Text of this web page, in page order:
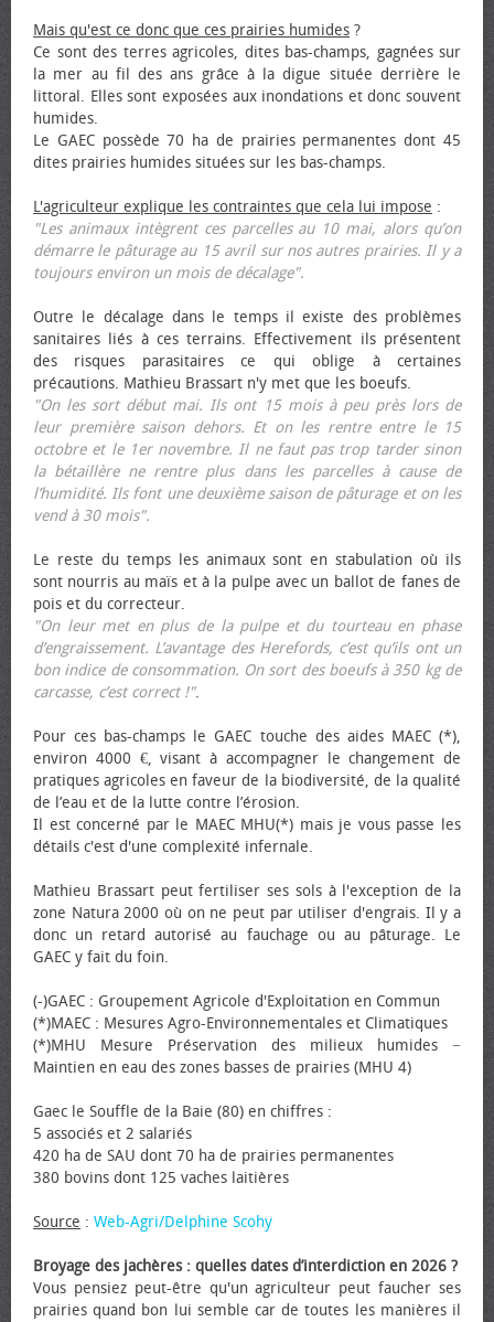
Mais qu'est ce donc que ces prairies humides ?
Ce sont des terres agricoles, dites bas-champs, gagnées sur
la mer au fil des ans grâce à la digue située derrière le
littoral. Elles sont exposées aux inondations et donc souvent
humides.
Le GAEC possède 70 ha de prairies permanentes dont 45
dites prairies humides situées sur les bas-champs.
L'agriculteur explique les contraintes que cela lui impose :
"Les animaux intègrent ces parcelles au 10 mai, alors qu’on
démarre le pâturage au 15 avril sur nos autres prairies. Il y a
toujours environ un mois de décalage".
Outre le décalage dans le temps il existe des problèmes
sanitaires liés à ces terrains. Effectivement ils présentent
des risques parasitaires ce qui oblige à certaines
précautions. Mathieu Brassart n'y met que les bœufs.
"On les sort début mai. Ils ont 15 mois à peu près lors de
leur première saison dehors. Et on les rentre entre le 15
octobre et le 1er novembre. Il ne faut pas trop tarder sinon
la bétaillère ne rentre plus dans les parcelles à cause de
l’humidité. Ils font une deuxième saison de pâturage et on les
vend à 30 mois".
Le reste du temps les animaux sont en stabulation où ils
sont nourris au maïs et à la pulpe avec un ballot de fanes de
pois et du correcteur.
"On leur met en plus de la pulpe et du tourteau en phase
d’engraissement. L’avantage des Herefords, c’est qu’ils ont un
bon indice de consommation. On sort des bœufs à 350 kg de
carcasse, c’est correct !".
Pour ces bas-champs le GAEC touche des aides MAEC (*),
environ 4000 €, visant à accompagner le changement de
pratiques agricoles en faveur de la biodiversité, de la qualité
de l’eau et de la lutte contre l’érosion.
Il est concerné par le MAEC MHU(*) mais je vous passe les
détails c'est d'une complexité infernale.
Mathieu Brassart peut fertiliser ses sols à l'exception de la
zone Natura 2000 où on ne peut par utiliser d'engrais. Il y a
donc un retard autorisé au fauchage ou au pâturage. Le
GAEC y fait du foin.
(-)GAEC : Groupement Agricole d'Exploitation en Commun
(*)MAEC : Mesures Agro-Environnementales et Climatiques
(*)MHU Mesure Préservation des milieux humides −
Maintien en eau des zones basses de prairies (MHU 4)
Gaec le Souffle de la Baie (80) en chiffres :
5 associés et 2 salariés
420 ha de SAU dont 70 ha de prairies permanentes
380 bovins dont 125 vaches laitières
Source : Web-Agri/Delphine Scohy
Broyage des jachères : quelles dates d’interdiction en 2026 ?
Vous pensiez peut-être qu'un agriculteur peut faucher ses
prairies quand bon lui semble car de toutes les manières il